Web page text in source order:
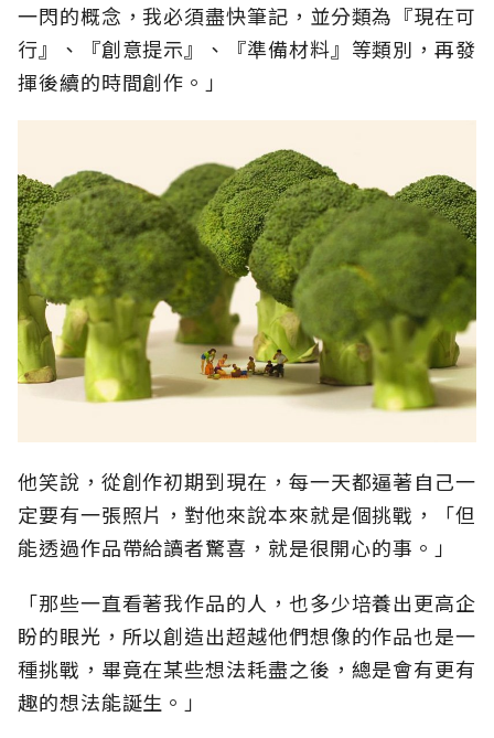
一閃的概念，我必須盡快筆記，並分類為『現在可
行』、『創意提示』、『準備材料』等類別，再發
揮後續的時間創作。」
他笑說，從創作初期到現在，每一天都逼著自己一
定要有一張照片，對他來說本來就是個挑戰，「但
能透過作品帶給讀者驚喜，就是很開心的事。」
「那些一直看著我作品的人，也多少培養出更高企
盼的眼光，所以創造出超越他們想像的作品也是一
種挑戰，畢竟在某些想法耗盡之後，總是會有更有
趣的想法能誕生。」